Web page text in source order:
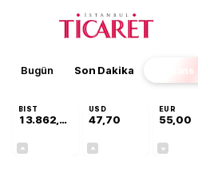
Bugün Son Dakika Finans
BIST
13.862,08
USD
47,70
EUR
55,00